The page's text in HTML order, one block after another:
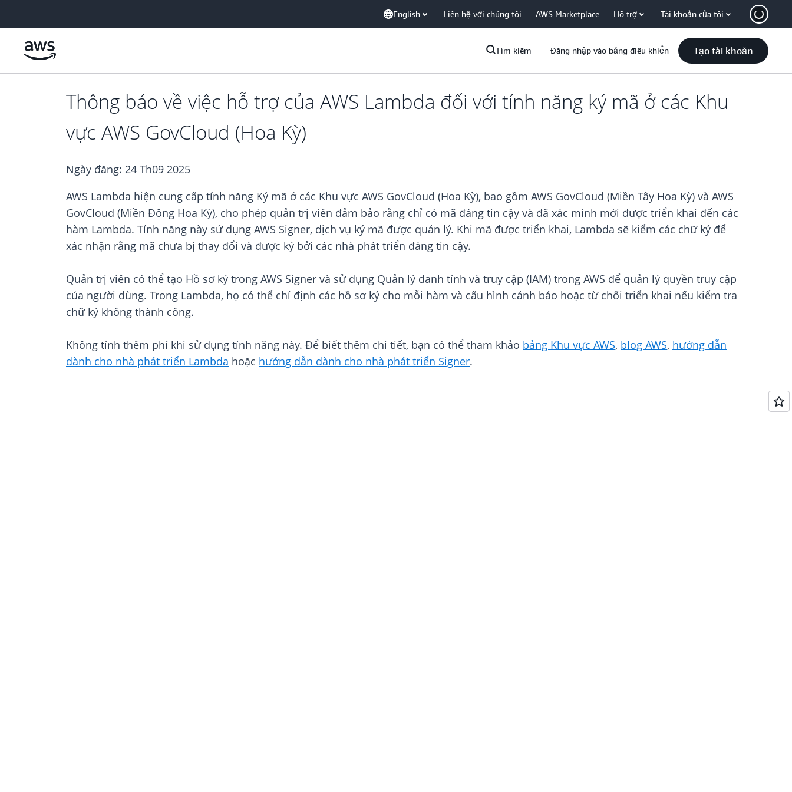
English Liên hệ với chúng tôi AWS Marketplace Hỗ trợ Tài khoản của tôi
Tìm kiếm Đăng nhập vào bảng điều khiển Tạo tài khoản
Thông báo về việc hỗ trợ của AWS Lambda đối với tính năng ký mã ở các Khu
vực AWS GovCloud (Hoa Kỳ)
Ngày đăng: 24 Th09 2025
AWS Lambda hiện cung cấp tính năng Ký mã ở các Khu vực AWS GovCloud (Hoa Kỳ), bao gồm AWS GovCloud (Miền Tây Hoa Kỳ) và AWS
GovCloud (Miền Đông Hoa Kỳ), cho phép quản trị viên đảm bảo rằng chỉ có mã đáng tin cậy và đã xác minh mới được triển khai đến các
hàm Lambda. Tính năng này sử dụng AWS Signer, dịch vụ ký mã được quản lý. Khi mã được triển khai, Lambda sẽ kiểm các chữ ký để
xác nhận rằng mã chưa bị thay đổi và được ký bởi các nhà phát triển đáng tin cậy.
Quản trị viên có thể tạo Hồ sơ ký trong AWS Signer và sử dụng Quản lý danh tính và truy cập (IAM) trong AWS để quản lý quyền truy cập
của người dùng. Trong Lambda, họ có thể chỉ định các hồ sơ ký cho mỗi hàm và cấu hình cảnh báo hoặc từ chối triển khai nếu kiểm tra
chữ ký không thành công.
Không tính thêm phí khi sử dụng tính năng này. Để biết thêm chi tiết, bạn có thể tham khảo bảng Khu vực AWS, blog AWS, hướng dẫn
dành cho nhà phát triển Lambda hoặc hướng dẫn dành cho nhà phát triển Signer.